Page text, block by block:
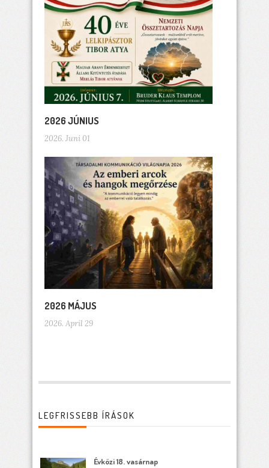
2026 JÚNIUS
2026. Juni 01
2026 MÁJUS
2026. April 29
LEGFRISSEBB ÍRÁSOK
Évközi 18. vasárnap